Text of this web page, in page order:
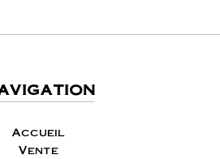
Accueil
Vente